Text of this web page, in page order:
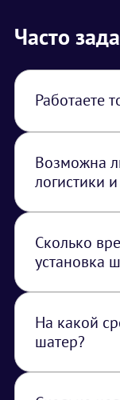
Часто
Работаете
стоимость
из Москвы.
Возможна
логистики
Сколько
установка
шатра, но
часов.
На какой
шатер?
часов, так и
недель, в